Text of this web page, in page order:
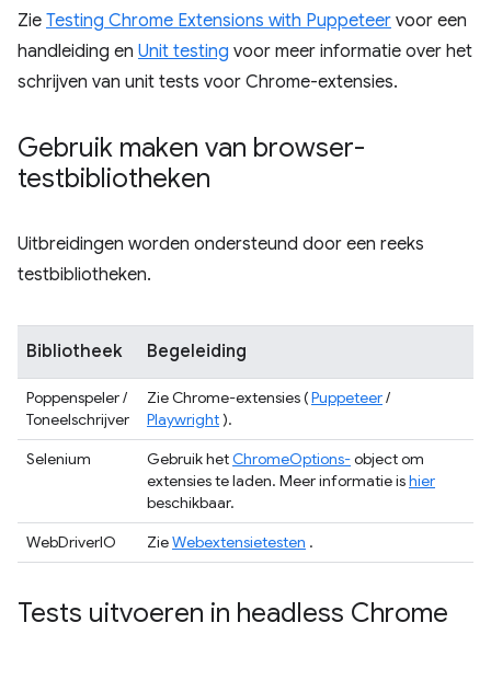
Zie Testing Chrome Extensions with Puppeteer voor een
handleiding en Unit testing voor meer informatie over het
schrijven van unit tests voor Chrome-extensies.
Gebruik maken van browser-
testbibliotheken
Uitbreidingen worden ondersteund door een reeks
testbibliotheken.
Bibliotheek Begeleiding
Poppenspeler /
Toneelschrijver
Zie Chrome-extensies (Puppeteer/
Playwright).
Selenium
Gebruik hetChromeOptions-object om
extensies te laden. Meer informatie ishier
beschikbaar.
WebDriverIO
ZieWebextensietesten .
Tests uitvoeren in headless Chrome